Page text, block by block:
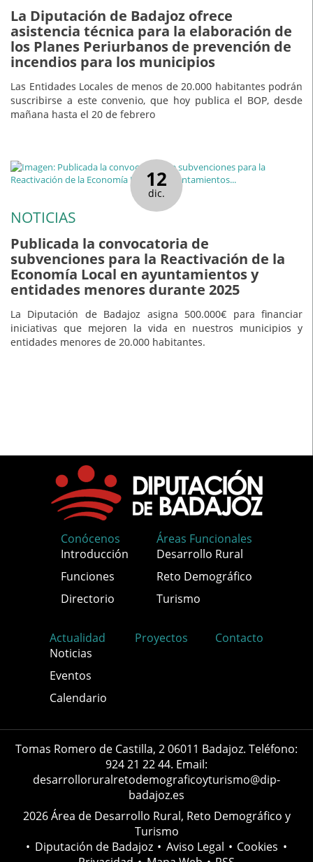
La Diputación de Badajoz ofrece
asistencia técnica para la elaboración de
los Planes Periurbanos de prevención de
incendios para los municipios
Las Entidades Locales de menos de 20.000 habitantes podrán
suscribirse a este convenio, que hoy publica el BOP, desde
mañana hasta el 20 de febrero
12
dic.
NOTICIAS
Publicada la convocatoria de
subvenciones para la Reactivación de la
Economía Local en ayuntamientos y
entidades menores durante 2025
La Diputación de Badajoz asigna 500.000€ para financiar
iniciativas que mejoren la vida en nuestros municipios y
entidades menores de 20.000 habitantes.
Conócenos
Introducción
Funciones
Directorio
Áreas Funcionales
Desarrollo Rural
Reto Demográfico
Turismo
Actualidad
Noticias
Eventos
Calendario
Proyectos Contacto
Tomas Romero de Castilla, 2 06011 Badajoz. Teléfono:
924 21 22 44. Email:
desarrolloruralretodemograficoyturismo@dip-
badajoz.es
2026 Área de Desarrollo Rural, Reto Demográfico y
Turismo
• Diputación de Badajoz • Aviso Legal • Cookies •